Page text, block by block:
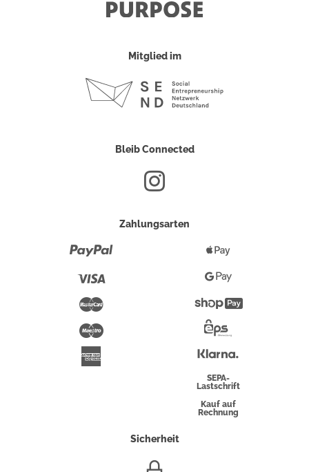
Mitglied im
Bleib Connected
Zahlungsarten
Maestro
Pay
Google
Pay
Überweisung
SEPA-
Lastschrift
Kauf auf
Rechnung
Sicherheit